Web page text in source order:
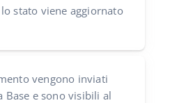
stato viene aggiornato
vengono inviati
Base e sono visibili al